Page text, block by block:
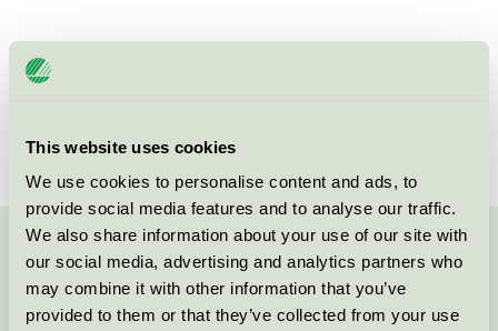
This website uses cookies
We use cookies to personalise content and ads, to
provide social media features and to analyse our traffic.
We also share information about your use of our site with
our social media, advertising and analytics partners who
may combine it with other information that you’ve
provided to them or that they’ve collected from your use
Stakljus i 100% stearin. Med fin hög låga och med
bästa tänkbara brinnegenskaper.
Kontakta oss på 08-55 55 24 00eller via formuläret: